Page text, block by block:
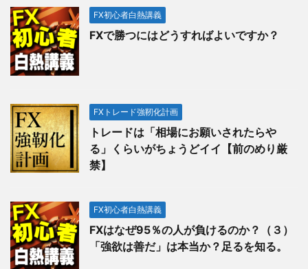
FX初心者白熱講義
FXで勝つにはどうすればよいですか？
FXトレード強靭化計画
トレードは「相場にお願いされたらや
る」くらいがちょうどイイ【前のめり厳
禁】
FX初心者白熱講義
FXはなぜ95％の人が負けるのか？（３）
「強欲は善だ」は本当か？足るを知る。